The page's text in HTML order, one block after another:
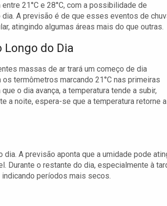
21°C e 28°C, com a possibilidade de
A previsão é de que esses eventos de
atingindo algumas áreas mais do que outras.
do Dia
massas de ar trará um começo de dia
termômetros marcando 21°C nas primeiras
o dia avança, a temperatura tende a subir,
a noite, espera-se que a temperatura retorne a
A previsão aponta que a umidade pode
Durante o restante do dia, especialmente à
períodos mais secos.